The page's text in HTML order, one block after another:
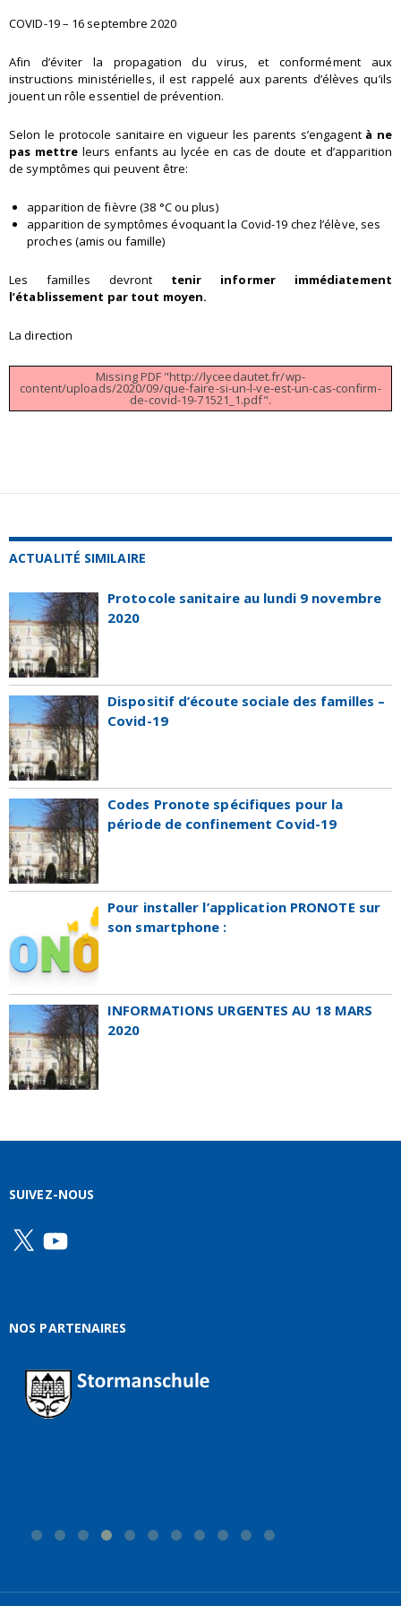
COVID-19 – 16 septembre 2020
Afin d’éviter la propagation du virus, et conformément aux
instructions ministérielles, il est rappelé aux parents d’élèves qu’ils
jouent un rôle essentiel de prévention.
Selon le protocole sanitaire en vigueur les parents s’engagent à ne
pas mettre leurs enfants au lycée en cas de doute et d’apparition
de symptômes qui peuvent être:
apparition de fièvre (38 °C ou plus)
apparition de symptômes évoquant la Covid-19 chez l’élève, ses
proches (amis ou famille)
Les familles devront tenir informer immédiatement
l’établissement par tout moyen.
La direction
Missing PDF "http://lyceedautet.fr/wp-
content/uploads/2020/09/que-faire-si-un-l-ve-est-un-cas-confirm-
de-covid-19-71521_1.pdf".
ACTUALITÉ SIMILAIRE
Protocole sanitaire au lundi 9 novembre
2020
Dispositif d’écoute sociale des familles –
Covid-19
Codes Pronote spécifiques pour la
période de confinement Covid-19
Pour installer l’application PRONOTE sur
son smartphone :
INFORMATIONS URGENTES AU 18 MARS
2020
SUIVEZ-NOUS
X YouTube
NOS PARTENAIRES